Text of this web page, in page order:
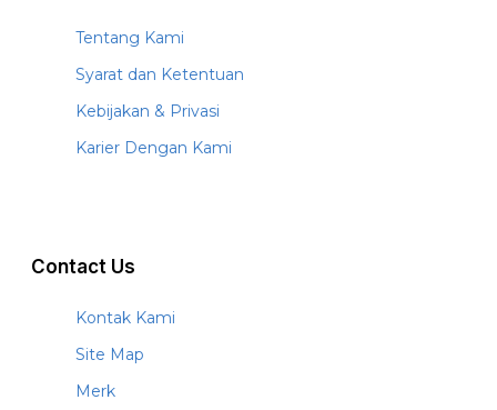
Tentang Kami
Syarat dan Ketentuan
Kebijakan & Privasi
Karier Dengan Kami
Contact Us
Kontak Kami
Site Map
Merk